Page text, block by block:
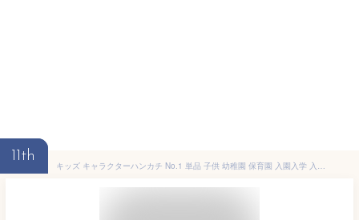
11th
キッズ キャラクターハンカチ No.1 単品 子供 幼稚園 保育園 入園入学 入園準備 男の子 女の子 カーズ トイストーリー ポケモン グッズ プラレール トーマス トミカ ワンピース ドラゴンボール (00001)